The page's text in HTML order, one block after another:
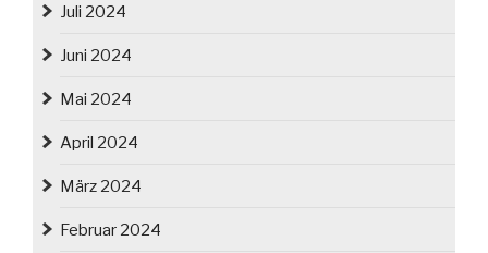
Juli 2024
Juni 2024
Mai 2024
April 2024
März 2024
Februar 2024